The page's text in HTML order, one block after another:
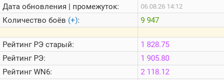
стримеров
Информация
Онлайн
Цветовая
шкала
Дата обновления | промежуток:
Количество боёв (+):
РейтингРЭ старый:
РейтингРЭ:
РейтингWN6:
06.08.26 14:12
9 947
1 828.75
1 905.80
2 118.12